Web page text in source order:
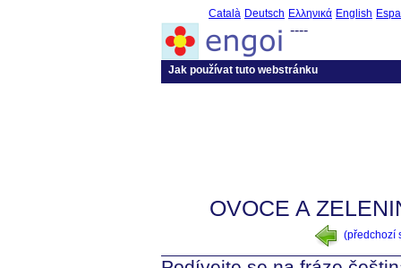
Català Deutsch Ελληνικά English
----
Jak používat tuto webstránku
OVOCE A
(předchozí